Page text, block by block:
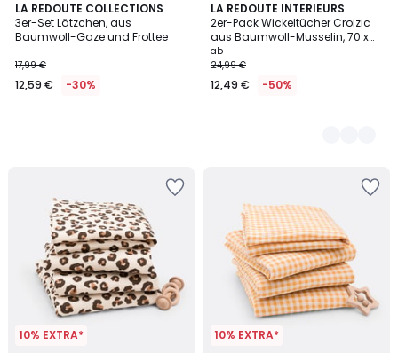
LA REDOUTE COLLECTIONS
3er-Set Lätzchen, aus
Baumwoll-Gaze und Frottee
17,99 €
12,59 € -30%
LA REDOUTE INTERIEURS
2er-Pack Wickeltücher Croizic
aus Baumwoll-Musselin, 70 x
70 cm
ab
24,99 €
12,49 € -50%
2
Farben
10% EXTRA* 10% EXTRA*